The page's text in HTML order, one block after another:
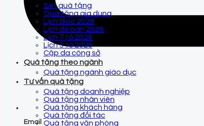
Email
Set quà tặng
Quà tặng gia dụng
Lịch Bloc 2026
Lịch để bàn 2026
Lịch 7 tờ 2026
Lịch 5 tờ 2026
Cặp da công sở
Quà tặng theo ngành
Quà tặng ngành giáo dục
Tư vấn quà tặng
Quà tặng doanh nghiệp
Quà tặng nhân viên
Quà tặng khách hàng
Quà tặng đối tác
Quà tặng văn phòng